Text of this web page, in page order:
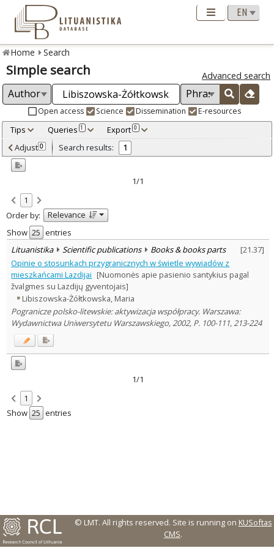
Home Search
Simple search Advanced search
Open access Science Dissemination E-resources
Tips Queries 1 Export 0
Adjusted by criteria 0
Year
Refine
Scientific publications
Document Type:
Books & books parts
Subject area
History
Political sciences 1
Sociology 1
Text language
Country of publication
Historical periods
Lithuanian place names
Subject
Journal
Adjust 0 Search results: 1
1/1
1
Order by:
Relevance
Show
entries
Lituanistika
Scientific publications Books & books parts [21.37]
Opinie o stosunkach przygranicznych w świetle wywiadów z
mieszkańcami Lazdijai [Nuomonės apie pasienio santykius pagal
žvalgmes su Lazdijų gyventojais]
Libiszowska-Żółtkowska, Maria
Pogranicze polsko-litewskie: aktywizacja współpracy. Warszawa:
Wydawnictwa Uniwersytetu Warszawskiego, 2002, P. 100-111, 213-224
1/1
1
Show
entries
© LMT. All rights reserved. Site is running on KUSoftas
CMS.